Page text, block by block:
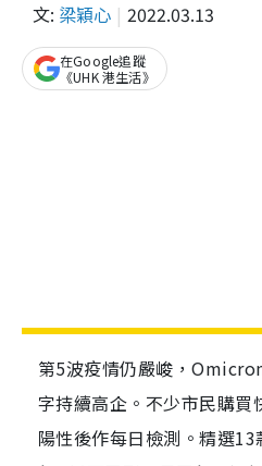
文: 梁穎心 2022.03.13
在Google追蹤
《UHK 港生活》
第5波疫情仍嚴峻，
字持續高企。不少市民購買
陽性後作每日檢測。精選